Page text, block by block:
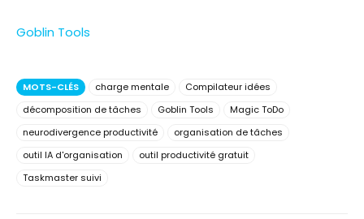
Goblin Tools
MOTS-CLÉS charge mentale
Compilateur idées
décomposition de tâches
Goblin Tools
Magic ToDo
neurodivergence productivité
organisation de tâches
outil IA d'organisation
outil productivité gratuit
Taskmaster suivi